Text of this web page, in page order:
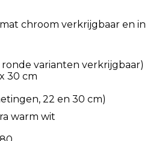
chroom verkrijgbaar en in
varianten verkrijgbaar)
30 cm
22 en 30 cm)
warm wit